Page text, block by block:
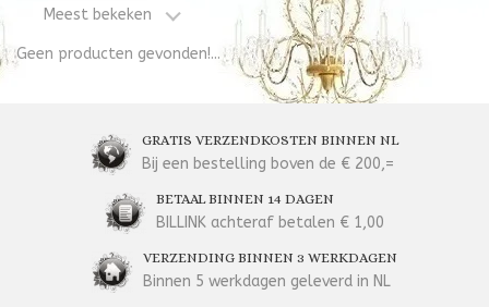
Meest bekeken
Geen producten gevonden!...
GRATIS VERZENDKOSTEN BINNEN NL
Bij een bestelling boven de € 200,=
BETAAL BINNEN 14 DAGEN
BILLINK achteraf betalen € 1,00
VERZENDING BINNEN 3 WERKDAGEN
Binnen 5 werkdagen geleverd in NL